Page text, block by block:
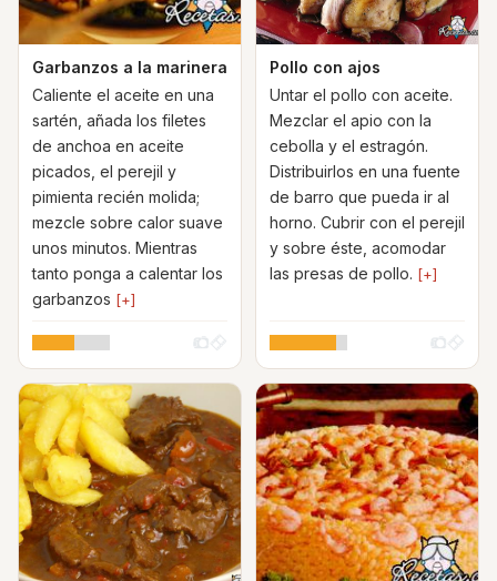
Garbanzos a la marinera
Caliente el aceite en una
sartén, añada los filetes
de anchoa en aceite
picados, el perejil y
pimienta recién molida;
mezcle sobre calor suave
unos minutos. Mientras
tanto ponga a calentar los
garbanzos [+]
Pollo con ajos
Untar el pollo con aceite.
Mezclar el apio con la
cebolla y el estragón.
Distribuirlos en una fuente
de barro que pueda ir al
horno. Cubrir con el perejil
y sobre éste, acomodar
las presas de pollo. [+]